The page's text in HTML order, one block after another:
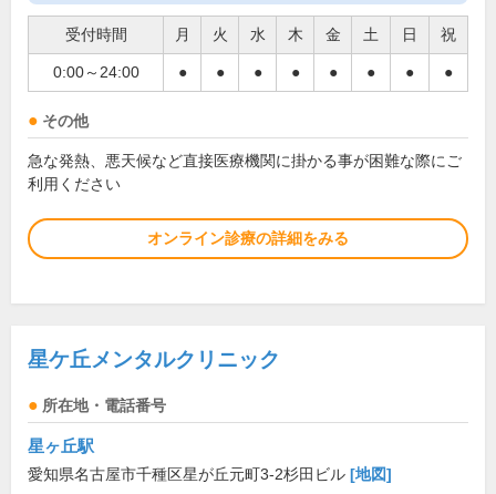
受付時間 月 火 水 木 金 土 日 祝
0:00～24:00 ● ● ● ● ● ● ● ●
その他
急な発熱、悪天候など直接医療機関に掛かる事が困難な際にご
利用ください
オンライン診療の詳細をみる
星ケ丘メンタルクリニック
所在地・電話番号
星ヶ丘駅
愛知県名古屋市千種区星が丘元町3-2杉田ビル [地図]